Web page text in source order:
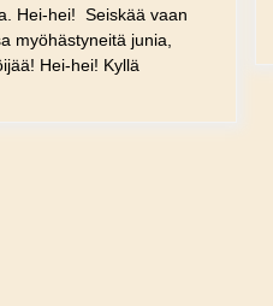
Hei-hei! Seiskää vaan
myöhästyneitä junia,
Hei-hei! Kyllä